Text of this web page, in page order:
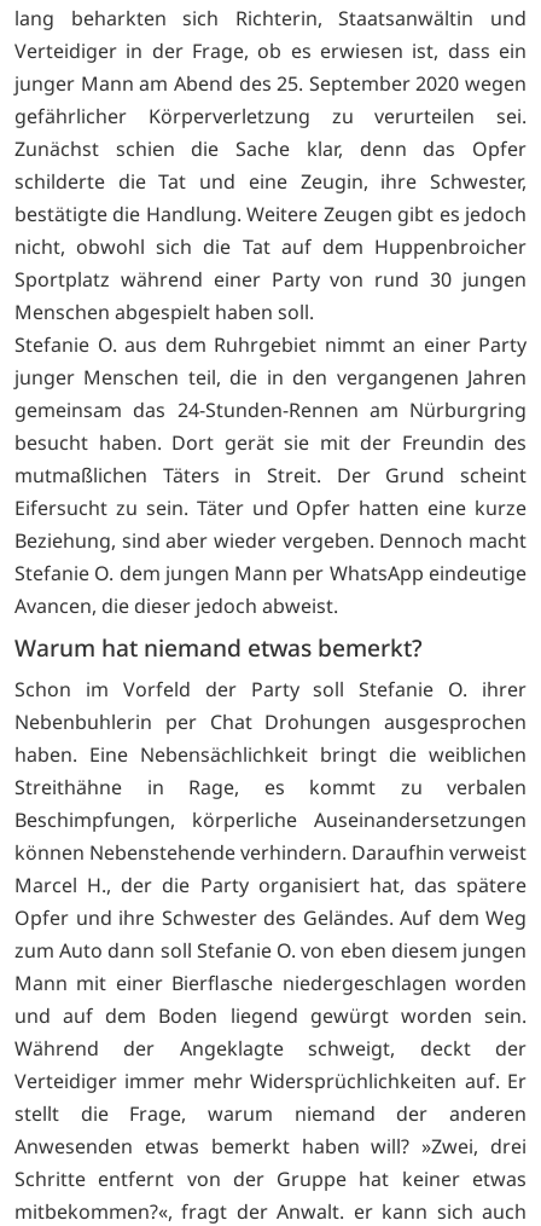
lang beharkten sich Richterin, Staatsanwältin und
Verteidiger in der Frage, ob es erwiesen ist, dass ein
junger Mann am Abend des 25. September 2020 wegen
gefährlicher Körperverletzung zu verurteilen sei.
Zunächst schien die Sache klar, denn das Opfer
schilderte die Tat und eine Zeugin, ihre Schwester,
bestätigte die Handlung. Weitere Zeugen gibt es jedoch
nicht, obwohl sich die Tat auf dem Huppenbroicher
Sportplatz während einer Party von rund 30 jungen
Menschen abgespielt haben soll.
Stefanie O. aus dem Ruhrgebiet nimmt an einer Party
junger Menschen teil, die in den vergangenen Jahren
gemeinsam das 24-Stunden-Rennen am Nürburgring
besucht haben. Dort gerät sie mit der Freundin des
mutmaßlichen Täters in Streit. Der Grund scheint
Eifersucht zu sein. Täter und Opfer hatten eine kurze
Beziehung, sind aber wieder vergeben. Dennoch macht
Stefanie O. dem jungen Mann per WhatsApp eindeutige
Avancen, die dieser jedoch abweist.
Warum hat niemand etwas bemerkt?
Schon im Vorfeld der Party soll Stefanie O. ihrer
Nebenbuhlerin per Chat Drohungen ausgesprochen
haben. Eine Nebensächlichkeit bringt die weiblichen
Streithähne in Rage, es kommt zu verbalen
Beschimpfungen, körperliche Auseinandersetzungen
können Nebenstehende verhindern. Daraufhin verweist
Marcel H., der die Party organisiert hat, das spätere
Opfer und ihre Schwester des Geländes. Auf dem Weg
zum Auto dann soll Stefanie O. von eben diesem jungen
Mann mit einer Bierflasche niedergeschlagen worden
und auf dem Boden liegend gewürgt worden sein.
Während der Angeklagte schweigt, deckt der
Verteidiger immer mehr Widersprüchlichkeiten auf. Er
stellt die Frage, warum niemand der anderen
Anwesenden etwas bemerkt haben will? »Zwei, drei
Schritte entfernt von der Gruppe hat keiner etwas
mitbekommen?«, fragt der Anwalt. er kann sich auch